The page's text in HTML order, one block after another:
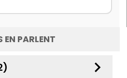
EN PARLENT
keyboard_arrow_down